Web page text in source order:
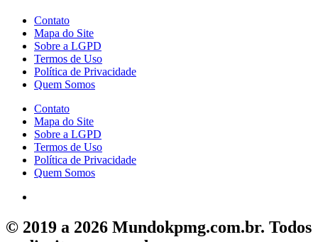
Contato
Mapa do Site
Sobre a LGPD
Termos de Uso
Política de Privacidade
Quem Somos
Contato
Mapa do Site
Sobre a LGPD
Termos de Uso
Política de Privacidade
Quem Somos
© 2019 a 2026 Mundokpmg.com.br. Todos